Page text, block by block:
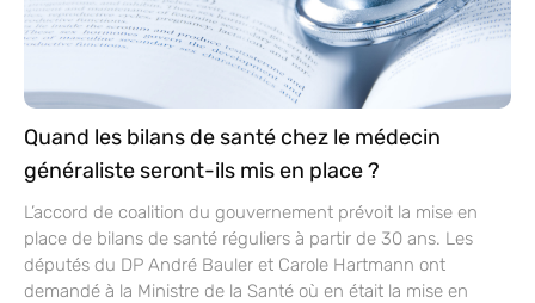
Quand les bilans de santé chez le médecin
généraliste seront-ils mis en place ?
L’accord de coalition du gouvernement prévoit la mise en
place de bilans de santé réguliers à partir de 30 ans. Les
députés du DP André Bauler et Carole Hartmann ont
demandé à la Ministre de la Santé où en était la mise en